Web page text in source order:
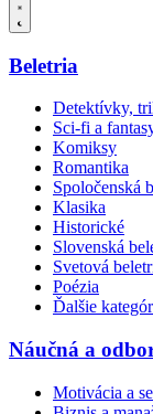
Beletria
Detektívky,
Sci-fi a
Komiksy
Romantika
Spoločenská
Klasika
Historické
Slovenská
Svetová
Poézia
Ďalšie
Náučná a
Motivácia a